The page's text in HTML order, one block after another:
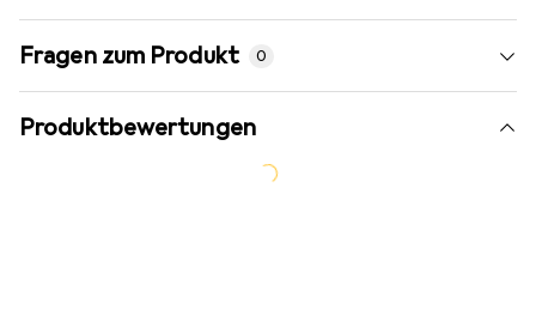
Fragen zum Produkt 0
Produktbewertungen